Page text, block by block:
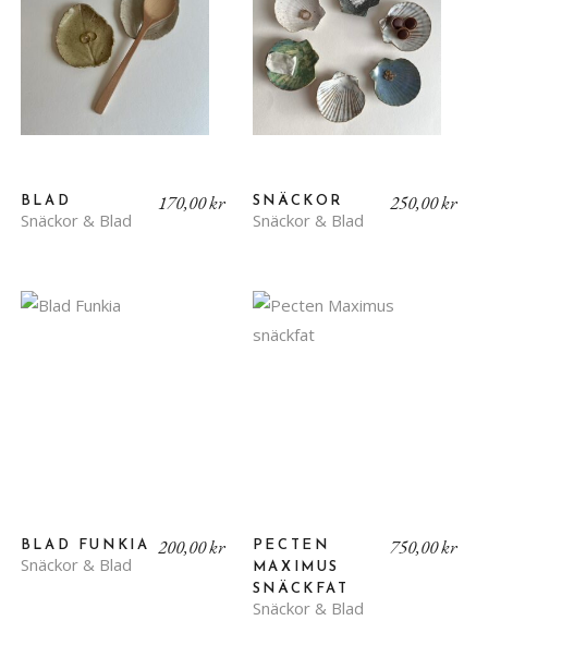
BLAD
Snäckor & Blad
170,00kr SNÄCKOR
Snäckor & Blad
250,00kr
BLAD FUNKIA
Snäckor & Blad
200,00kr
PECTEN
MAXIMUS
SNÄCKFAT
Snäckor & Blad
750,00kr